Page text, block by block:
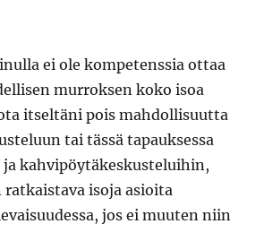
ei ole kompetenssia ottaa
murroksen koko isoa
itseltäni pois mahdollisuutta
tai tässä tapauksessa
kahvipöytäkeskusteluihin,
ratkaistava isoja asioita
jos ei muuten niin